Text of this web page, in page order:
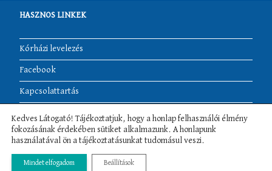
Rendelési idők
Osztályok
HASZNOS LINKEK
Kórházi levelezés
Facebook
Kapcsolattartás
Akadálymentesítési nyilatkozat
Kedves Látogató! Tájékoztatjuk, hogy a honlap felhasználói élmény
fokozásának érdekében sütiket alkalmazunk. A honlapunk
használatával ön a tájékoztatásunkat tudomásul veszi.
Mindet elfogadom Beállítások